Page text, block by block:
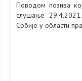
Поводом позива
слушање
Србије у области